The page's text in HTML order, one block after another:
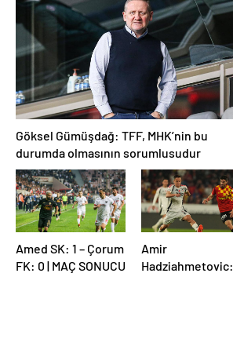
Göksel Gümüşdağ: TFF, MHK’nin bu
durumda olmasının sorumlusudur
Amed SK: 1 – Çorum
FK: 0 | MAÇ SONUCU
Amir
Hadziahmetovic: